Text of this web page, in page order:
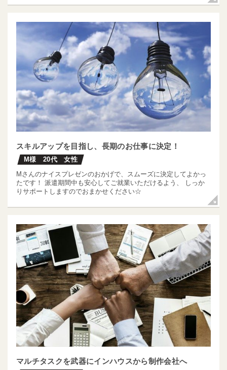
スキルアップを目指し、長期のお仕事に決定！
M様 20代 女性
Mさんのナイスプレゼンのおかげで、スムーズに決定してよかっ
たです！ 派遣期間中も安心してご就業いただけるよう、 しっか
りサポートしますのでおまかせください☆
マルチタスクを武器にインハウスから制作会社へ